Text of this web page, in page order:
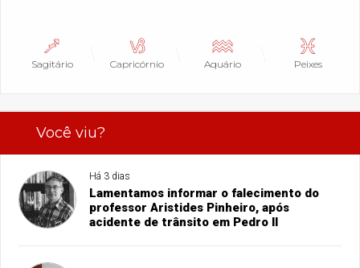
Sagitário Capricórnio Aquário Peixes
Você viu?
Há 3 dias
Lamentamos informar o falecimento do
professor Aristides Pinheiro, após
acidente de trânsito em Pedro II